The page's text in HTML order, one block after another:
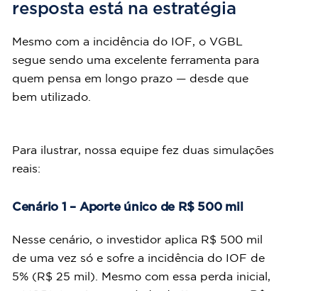
resposta está na estratégia
Mesmo com a incidência do IOF, o VGBL
segue sendo uma excelente ferramenta para
quem pensa em longo prazo — desde que
bem utilizado.
Para ilustrar, nossa equipe fez duas simulações
reais:
Cenário 1 – Aporte único de R$ 500 mil
Nesse cenário, o investidor aplica R$ 500 mil
de uma vez só e sofre a incidência do IOF de
5% (R$ 25 mil). Mesmo com essa perda inicial,